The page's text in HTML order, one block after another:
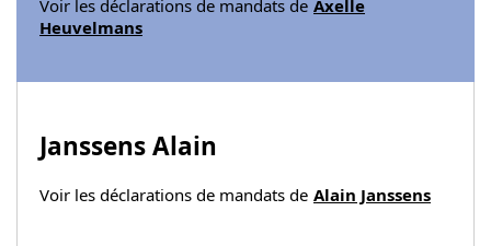
Voir les déclarations de mandats de Axelle
Heuvelmans
Janssens Alain
Voir les déclarations de mandats de Alain Janssens